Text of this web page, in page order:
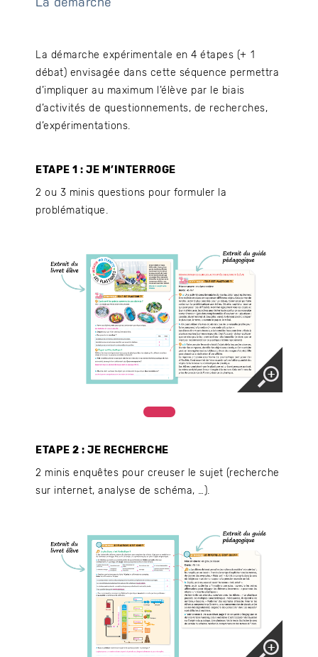
La démarche
La démarche expérimentale en 4 étapes (+ 1
débat) envisagée dans cette séquence permettra
d’impliquer au maximum l’élève par le biais
d’activités de questionnements, de recherches,
d’expérimentations.
ETAPE 1 : JE M’INTERROGE
2 ou 3 minis questions pour formuler la
problématique.
ETAPE 2 : JE RECHERCHE
2 minis enquêtes pour creuser le sujet (recherche
sur internet, analyse de schéma, …).